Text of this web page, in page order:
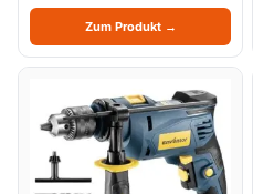
Zum Produkt →